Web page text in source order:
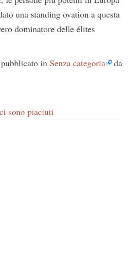
una standing ovation a questa
dominatore delle élites
in Senza categoria
da
sono piaciuti